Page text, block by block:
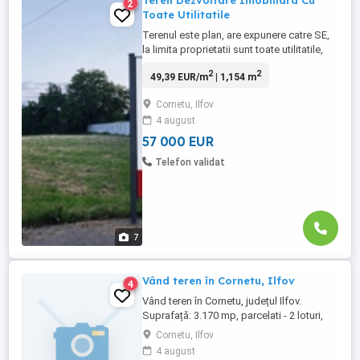
7
2
Toate Utilitatile
Terenul este plan, are expunere catre SE,
la limita proprietatii sunt toate utilitatile,
este aerisita.
49,39 EUR/m2| 1,154 m2
Cornetu, Ilfov
4 august
57 000 EUR
Telefon validat
4 Vând teren în Cornetu, Ilfov
Vând teren în Cornetu, județul Ilfov.
Suprafață: 3.170 mp, parcelati - 2 loturi,
preț 30 EURO/MP, negociabil. Detalii la
numerele de telefon: .
Cornetu, Ilfov
4 august